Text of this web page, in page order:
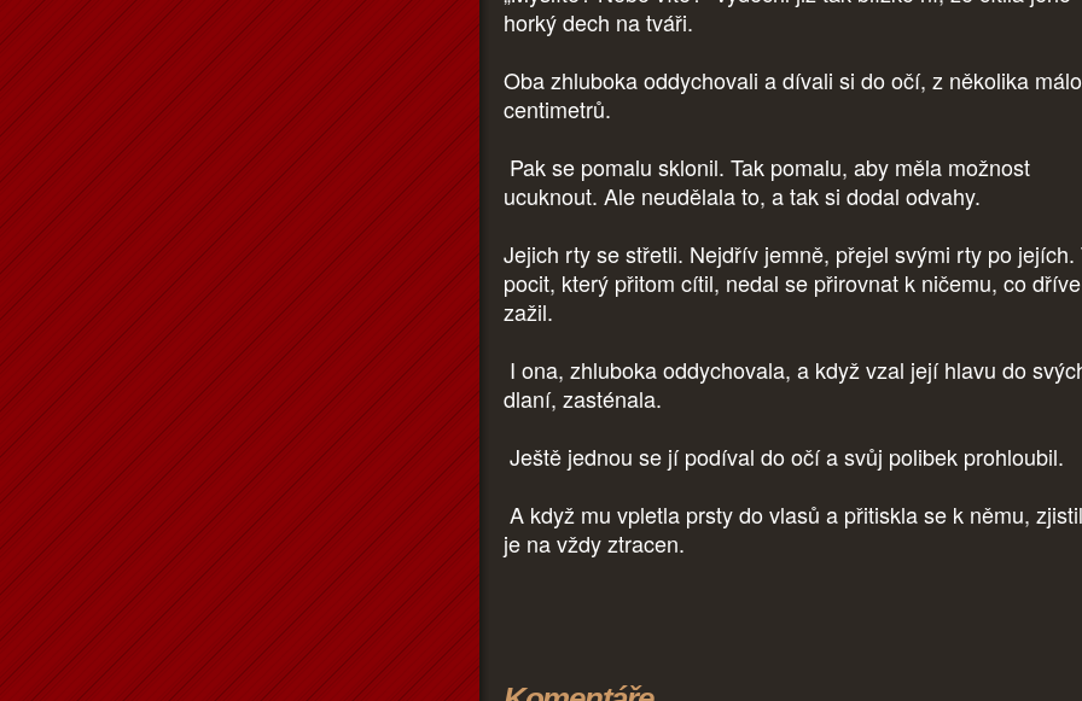
horký dech na tváři.
Oba zhluboka oddychovali a dívali si do očí, z několika málo
centimetrů.
Pak se pomalu sklonil. Tak pomalu, aby měla možnost
ucuknout. Ale neudělala to, a tak si dodal odvahy.
Jejich rty se střetli. Nejdřív jemně, přejel svými rty po jejích.
pocit, který přitom cítil, nedal se přirovnat k ničemu, co dříve
zažil.
I ona, zhluboka oddychovala, a když vzal její hlavu do
dlaní, zasténala.
Ještě jednou se jí podíval do očí a svůj polibek prohloubil.
A když mu vpletla prsty do vlasů a přitiskla se k němu,
je na vždy ztracen.